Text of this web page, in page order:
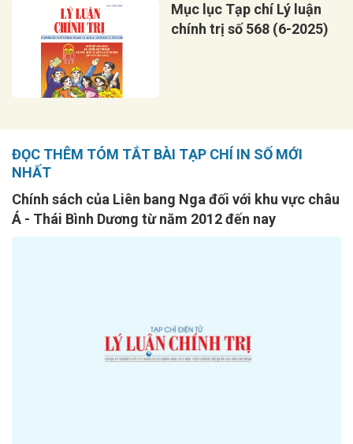
Mục lục Tạp chí Lý luận
chính trị số 568 (6-2025)
ĐỌC THÊM TÓM TẮT BÀI TẠP CHÍ IN SỐ MỚI
NHẤT
Chính sách của Liên bang Nga đối với khu vực châu
Á - Thái Bình Dương từ năm 2012 đến nay